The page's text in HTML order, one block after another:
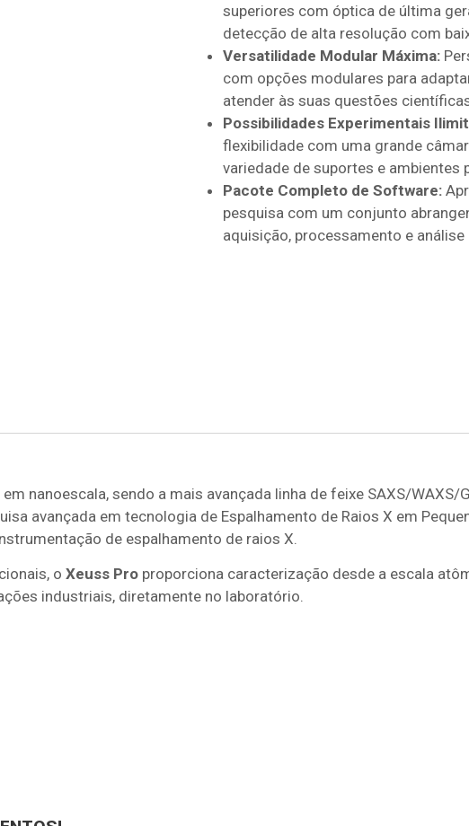
superiores com óptica de última
detecção de alta resolução com
Versatilidade Modular Máxima:
com opções modulares para
atender às suas questões
Possibilidades Experimentais
flexibilidade com uma grande
variedade de suportes e ambientes
Pacote Completo de Software:
pesquisa com um conjunto
aquisição, processamento e
nanoescala, sendo a mais avançada linha de feixe SAXS/WAXS/
avançada em tecnologia de Espalhamento de Raios X em
de espalhamento de raios X.
o Xeuss Pro proporciona caracterização desde a escala
industriais, diretamente no laboratório.